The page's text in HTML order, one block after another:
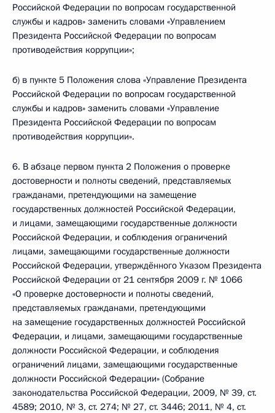
Российской Федерации по вопросам государственной
службы и кадров» заменить словами «Управлением
Президента Российской Федерации по вопросам
противодействия коррупции»;
б) в пункте 5 Положения слова «Управление Президента
Российской Федерации по вопросам государственной
службы и кадров» заменить словами «Управление
Президента Российской Федерации по вопросам
противодействия коррупции».
6. В абзаце первом пункта 2 Положения о проверке
достоверности и полноты сведений, представляемых
гражданами, претендующими на замещение
государственных должностей Российской Федерации,
и лицами, замещающими государственные должности
Российской Федерации, и соблюдения ограничений
лицами, замещающими государственные должности
Российской Федерации, утверждённого Указом Президента
Российской Федерации от 21 сентября 2009 г. № 1066
«О проверке достоверности и полноты сведений,
представляемых гражданами, претендующими
на замещение государственных должностей Российской
Федерации, и лицами, замещающими государственные
должности Российской Федерации, и соблюдения
ограничений лицами, замещающими государственные
должности Российской Федерации» (Собрание
законодательства Российской Федерации, 2009, № 39, ст.
4589; 2010, № 3, ст. 274; № 27, ст. 3446; 2011, № 4, ст.